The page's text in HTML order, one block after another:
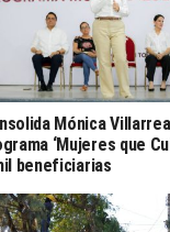
Mónica
‘Mujeres que
beneficiarias